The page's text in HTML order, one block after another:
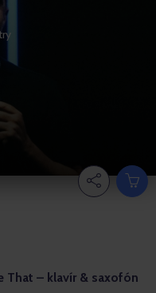
That – klavír & saxofón